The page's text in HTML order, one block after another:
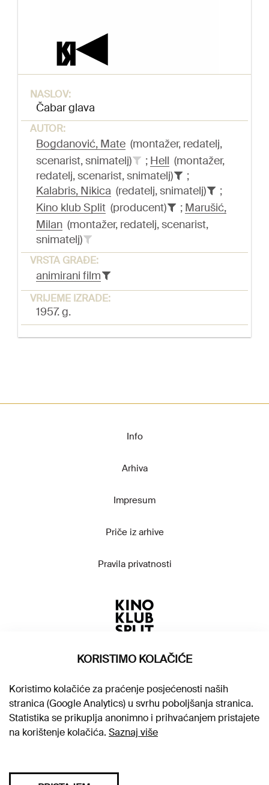
NASLOV:
Čabar glava
AUTOR:
Bogdanović, Mate (montažer, redatelj,
scenarist, snimatelj)
; Hell (montažer,
redatelj, scenarist, snimatelj)
;
Kalabris, Nikica (redatelj, snimatelj)
;
Kino klub Split (producent) ; Marušić,
Milan (montažer, redatelj, scenarist,
snimatelj)
VRSTA GRAĐE:
animirani film
VRIJEME IZRADE:
1957. g.
Info
Arhiva
Impresum
Priče iz arhive
Pravila privatnosti
KORISTIMO KOLAČIĆE
Koristimo kolačiće za praćenje posjećenosti naših
stranica (Google Analytics) u svrhu poboljšanja stranica.
Statistika se prikuplja anonimno i prihvaćanjem pristajete
na korištenje kolačića. Saznaj više